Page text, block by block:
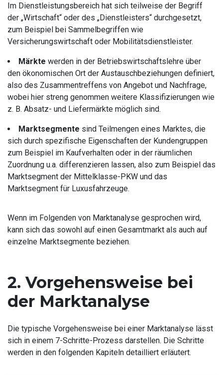
Im Dienstleistungsbereich hat sich teilweise der Begriff
der „Wirtschaft“ oder des „Dienstleisters“ durchgesetzt,
zum Beispiel bei Sammelbegriffen wie
Versicherungswirtschaft oder Mobilitätsdienstleister.
Märkte werden in der Betriebswirtschaftslehre über
den ökonomischen Ort der Austauschbeziehungen definiert,
also des Zusammentreffens von Angebot und Nachfrage,
wobei hier streng genommen weitere Klassifizierungen wie
z. B. Absatz- und Liefermärkte möglich sind.
Marktsegmente sind Teilmengen eines Marktes, die
sich durch spezifische Eigenschaften der Kundengruppen
zum Beispiel im Kaufverhalten oder in der räumlichen
Zuordnung u.a. differenzieren lassen, also zum Beispiel das
Marktsegment der Mittelklasse-PKW und das
Marktsegment für Luxusfahrzeuge.
Wenn im Folgenden von Marktanalyse gesprochen wird,
kann sich das sowohl auf einen Gesamtmarkt als auch auf
einzelne Marktsegmente beziehen.
2. Vorgehensweise bei
der Marktanalyse
Die typische Vorgehensweise bei einer Marktanalyse lässt
sich in einem 7-Schritte-Prozess darstellen. Die Schritte
werden in den folgenden Kapiteln detailliert erläutert.